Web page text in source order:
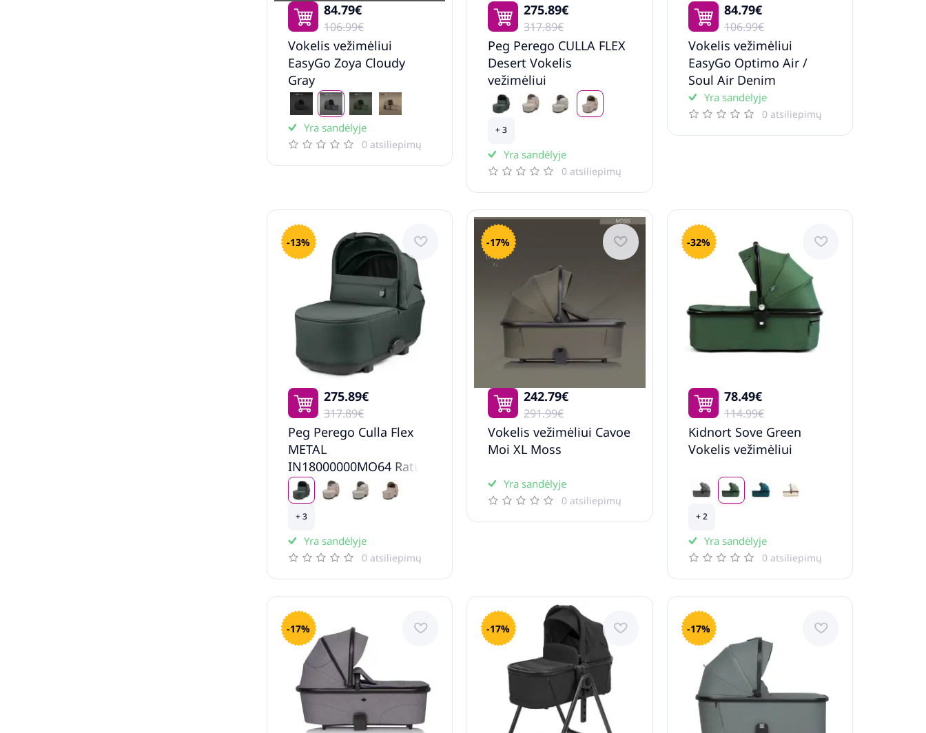
84.79€
106.99€
Vokelis vežimėliui
EasyGo Zoya Cloudy
Gray
Yra sandėlyje
0 atsiliepimų
275.89€
317.89€
Peg Perego CULLA FLEX
Desert Vokelis
vežimėliui
+ 3
Yra sandėlyje
0 atsiliepimų
84.79€
106.99€
Vokelis vežimėliui
EasyGo Optimo Air /
Soul Air Denim
Yra sandėlyje
0 atsiliepimų
-13%
275.89€
317.89€
Peg Perego Culla Flex
METAL
IN18000000MO64 Ratu
kulba
+ 3
Yra sandėlyje
0 atsiliepimų
-17%
242.79€
291.99€
Vokelis vežimėliui Cavoe
Moi XL Moss
Yra sandėlyje
0 atsiliepimų
-32%
78.49€
114.99€
Kidnort Sove Green
Vokelis vežimėliui
+ 2
Yra sandėlyje
0 atsiliepimų
-17% -17% -17%